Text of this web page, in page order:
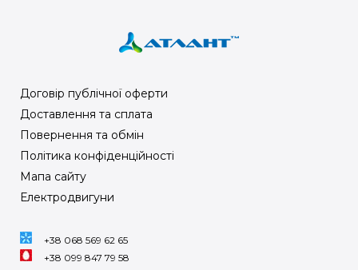
Договір публічної оферти
Доставлення та сплата
Повернення та обмін
Політика конфіденційності
Мапа сайту
Електродвигуни
+38 068 569 62 65
+38 099 847 79 58